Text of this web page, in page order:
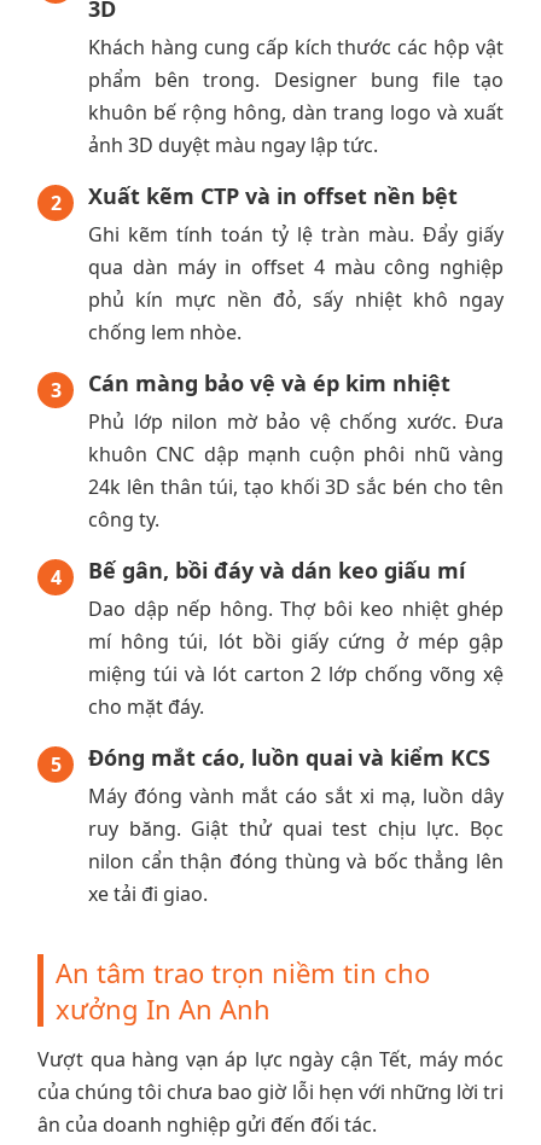
3D
Khách hàng cung cấp kích thước các hộp vật
phẩm bên trong. Designer bung file tạo
khuôn bế rộng hông, dàn trang logo và xuất
ảnh 3D duyệt màu ngay lập tức.
2 Xuất kẽm CTP và in offset nền bệt
Ghi kẽm tính toán tỷ lệ tràn màu. Đẩy giấy
qua dàn máy in offset 4 màu công nghiệp
phủ kín mực nền đỏ, sấy nhiệt khô ngay
chống lem nhòe.
3 Cán màng bảo vệ và ép kim nhiệt
Phủ lớp nilon mờ bảo vệ chống xước. Đưa
khuôn CNC dập mạnh cuộn phôi nhũ vàng
24k lên thân túi, tạo khối 3D sắc bén cho tên
công ty.
4 Bế gân, bồi đáy và dán keo giấu mí
Dao dập nếp hông. Thợ bôi keo nhiệt ghép
mí hông túi, lót bồi giấy cứng ở mép gập
miệng túi và lót carton 2 lớp chống võng xệ
cho mặt đáy.
5 Đóng mắt cáo, luồn quai và kiểm KCS
Máy đóng vành mắt cáo sắt xi mạ, luồn dây
ruy băng. Giật thử quai test chịu lực. Bọc
nilon cẩn thận đóng thùng và bốc thẳng lên
xe tải đi giao.
An tâm trao trọn niềm tin cho
xưởng In An Anh
Vượt qua hàng vạn áp lực ngày cận Tết, máy móc
của chúng tôi chưa bao giờ lỗi hẹn với những lời tri
ân của doanh nghiệp gửi đến đối tác.